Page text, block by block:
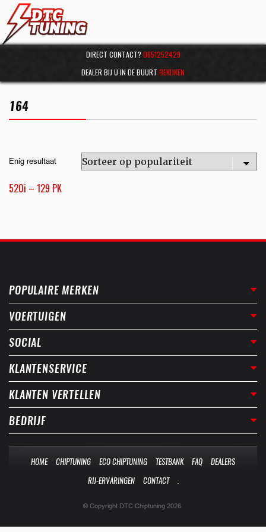
DIRECT CONTACT? 0651252429
DEALER BIJ U IN DE BUURT BEKIJKEN
164
Enig resultaat
520i – 129 PK
POPULAIRE MERKEN
VOERTUIGEN
SOCIAL
KLANTENSERVICE
KLANTEN VERTELLEN
BEDRIJF
HOME CHIPTUNING ECO CHIPTUNING TESTBANK FAQ
DEALERS
RIJ-ERVARINGEN
CONTACT
© Copyright DTC Chiptuning 2026